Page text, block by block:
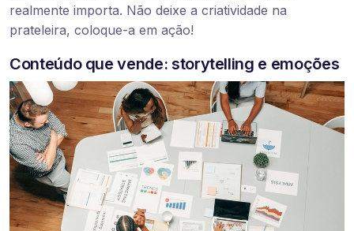
realmente importa. Não deixe a criatividade na
prateleira, coloque-a em ação!
Conteúdo que vende: storytelling e emoções